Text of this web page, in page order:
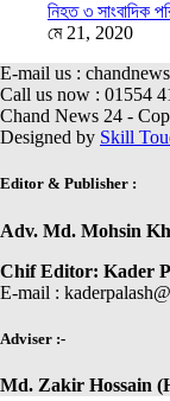
নিহত ৩ সাংবাদিক
মে 21, 2020
E-mail us :
Call us now : 01554
Chand News 24 -
Designed by Skill
Editor & Publisher :
Adv. Md. Mohsin
Chif Editor: Kader
E-mail :
Adviser :-
Md. Zakir Hossain